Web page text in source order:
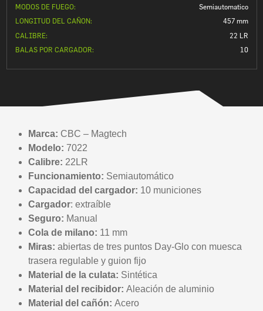
MODOS DE FUEGO:
Semiautomatico
LONGITUD DEL CAÑON:
457 mm
CALIBRE:
22 LR
BALAS POR CARGADOR:
10
Marca: CBC – Magtech
Modelo: 7022
Calibre: 22LR
Funcionamiento: Semiautomático
Capacidad del cargador: 10 municiones
Cargador: extraíble
Seguro: Manual
Cola de milano: 11 mm
Miras: abiertas de tres puntos Day-Glo con muesca
trasera regulable y guion fijo
Material de la culata: Sintética
Material del recibidor: Aleación de aluminio
Material del cañón: Acero